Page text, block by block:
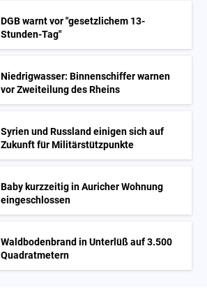
DGB warnt vor "gesetzlichem 13-
Stunden-Tag"
Niedrigwasser: Binnenschiffer warnen
vor Zweiteilung des Rheins
Syrien und Russland einigen sich auf
Zukunft für Militärstützpunkte
Baby kurzzeitig in Auricher Wohnung
eingeschlossen
Waldbodenbrand in Unterlüß auf 3.500
Quadratmetern